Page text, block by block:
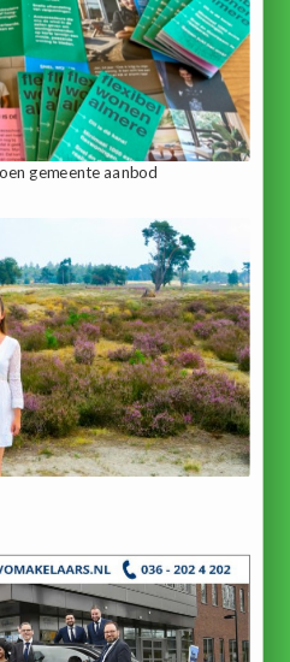
gemeente aanbod